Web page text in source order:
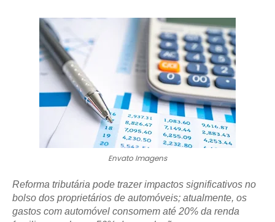
Envato Imagens
Reforma tributária pode trazer impactos significativos no
bolso dos proprietários de automóveis; atualmente, os
gastos com automóvel consomem até 20% da renda